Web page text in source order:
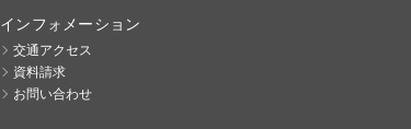
インフォメーション
交通アクセス
資料請求
お問い合わせ